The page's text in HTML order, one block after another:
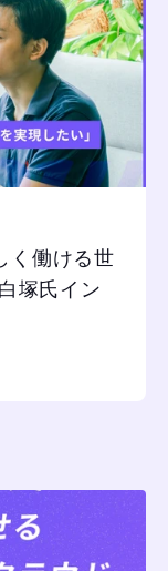
く働ける世
塚氏イン